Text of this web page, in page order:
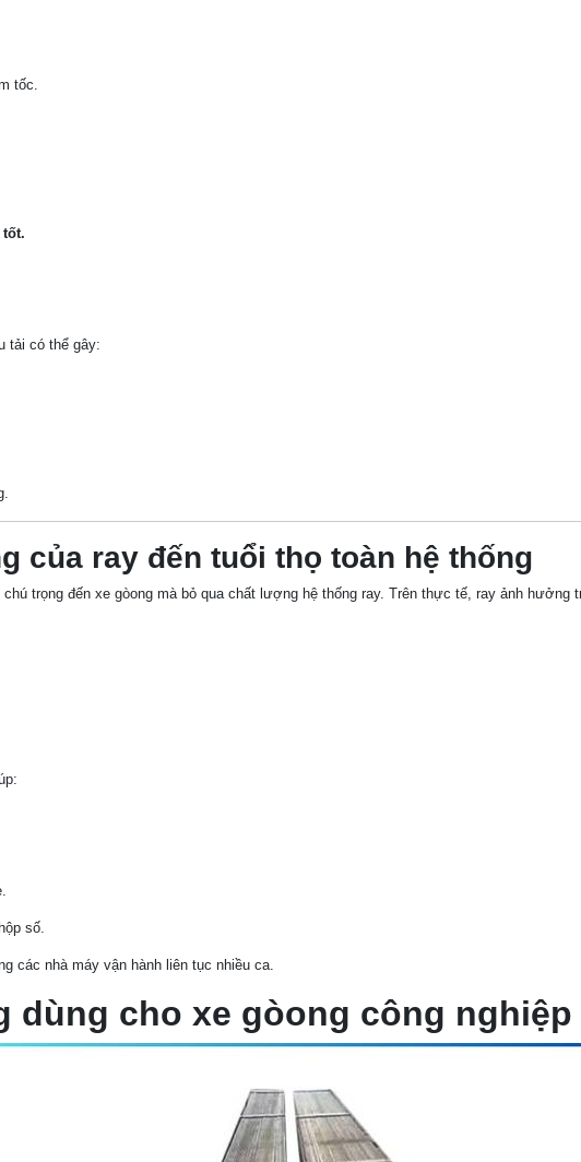
tốc.
tải có thể gây:
của ray đến tuổi thọ toàn hệ thống
trọng đến xe gòong mà bỏ qua chất lượng hệ thống ray. Trên thực tế, ray ảnh hưởng
số.
các nhà máy vận hành liên tục nhiều ca.
dùng cho xe gòong công nghiệp